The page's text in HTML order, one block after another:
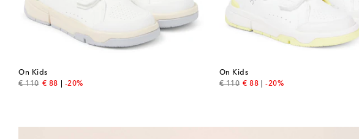
On Kids
€ 110
original price
€ 88
discount price
-20%
On Kids
€ 110
original price
€ 88
discount price
-20%